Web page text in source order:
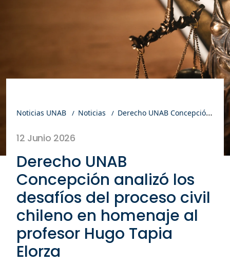
Noticias UNAB Noticias Derecho UNAB Concepción analizó los desafíos del proceso civil chileno en homenaje al profesor Hugo Tapia Elorza
12 Junio 2026
Derecho UNAB
Concepción analizó los
desafíos del proceso civil
chileno en homenaje al
profesor Hugo Tapia
Elorza